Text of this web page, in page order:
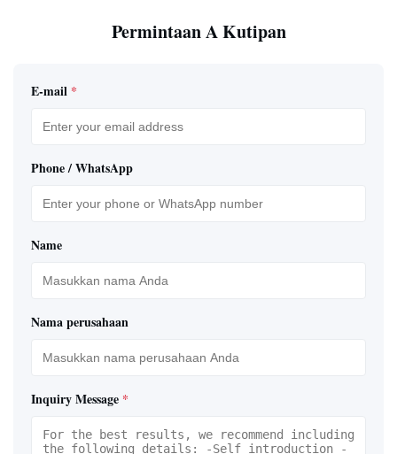
Permintaan A Kutipan
E-mail *
Phone / WhatsApp
Name
Nama perusahaan
Inquiry Message *